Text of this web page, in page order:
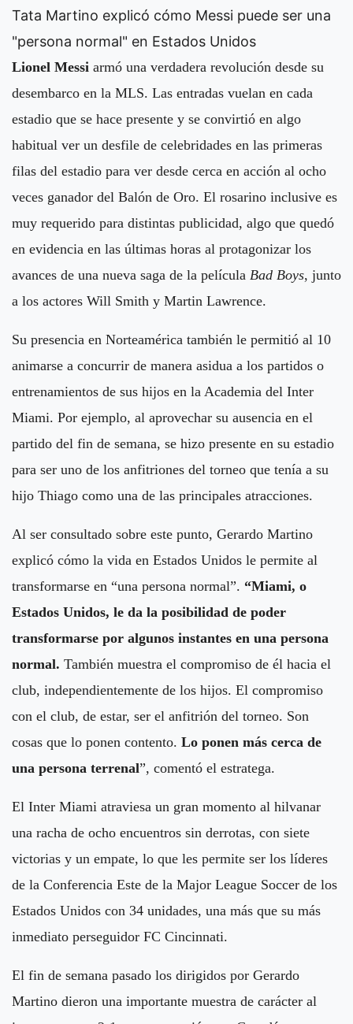
Tata Martino explicó cómo Messi puede ser una
"persona normal" en Estados Unidos
Lionel Messi armó una verdadera revolución desde su
desembarco en la MLS. Las entradas vuelan en cada
estadio que se hace presente y se convirtió en algo
habitual ver un desfile de celebridades en las primeras
filas del estadio para ver desde cerca en acción al ocho
veces ganador del Balón de Oro. El rosarino inclusive es
muy requerido para distintas publicidad, algo que quedó
en evidencia en las últimas horas al protagonizar los
avances de una nueva saga de la película Bad Boys, junto
a los actores Will Smith y Martin Lawrence.
Su presencia en Norteamérica también le permitió al 10
animarse a concurrir de manera asidua a los partidos o
entrenamientos de sus hijos en la Academia del Inter
Miami. Por ejemplo, al aprovechar su ausencia en el
partido del fin de semana, se hizo presente en su estadio
para ser uno de los anfitriones del torneo que tenía a su
hijo Thiago como una de las principales atracciones.
Al ser consultado sobre este punto, Gerardo Martino
explicó cómo la vida en Estados Unidos le permite al
transformarse en “una persona normal”. “Miami, o
Estados Unidos, le da la posibilidad de poder
transformarse por algunos instantes en una persona
normal. También muestra el compromiso de él hacia el
club, independientemente de los hijos. El compromiso
con el club, de estar, ser el anfitrión del torneo. Son
cosas que lo ponen contento. Lo ponen más cerca de
una persona terrenal”, comentó el estratega.
El Inter Miami atraviesa un gran momento al hilvanar
una racha de ocho encuentros sin derrotas, con siete
victorias y un empate, lo que les permite ser los líderes
de la Conferencia Este de la Major League Soccer de los
Estados Unidos con 34 unidades, una más que su más
inmediato perseguidor FC Cincinnati.
El fin de semana pasado los dirigidos por Gerardo
Martino dieron una importante muestra de carácter al